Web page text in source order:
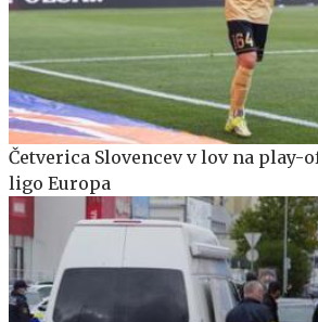
Četverica Slovencev v lov na
ligo Europa